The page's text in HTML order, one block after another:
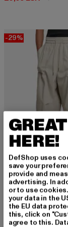
-29%
URBAN
39,04 EUR
Derzeitiger Preis:
54,99
HERE!
DefShop uses
save your
provide and
advertising. In
or to use
your data in the
the EU data
this, click on
agree to this.